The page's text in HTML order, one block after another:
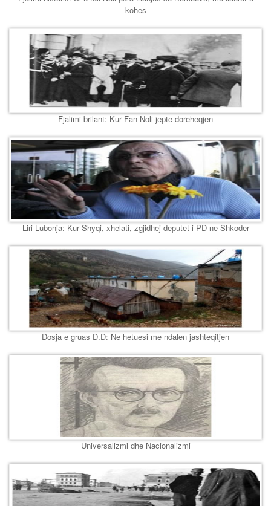
kohes
Fjalimi brilant: Kur Fan Noli jepte doreheqjen
Liri Lubonja: Kur Shyqi, xhelati, zgjidhej deputet i PD ne Shkoder
Dosja e gruas D.D: Ne hetuesi me ndalen jashteqitjen
Universalizmi dhe Nacionalizmi